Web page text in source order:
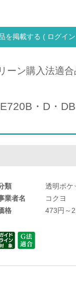
を掲載する ( ログイ
ーン購入法適
・D・
類
透明ポケ
業者名
コクヨ
格
473円～